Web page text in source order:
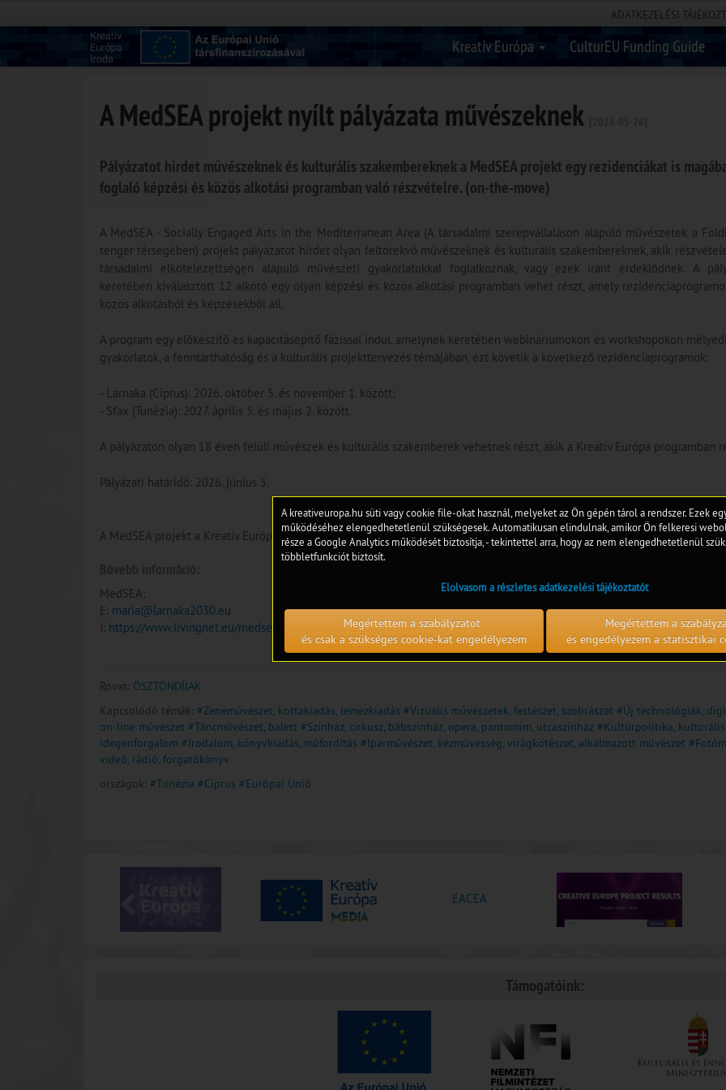
ADATKEZELÉSI
Kreatív Európa CulturEU Funding Guide
A MedSEA projekt nyílt pályázata művészeknek
Pályázatot hirdet művészeknek és kulturális szakembereknek a MedSEA projekt egy rezidenciákat is
foglaló képzési és közös alkotási programban való részvételre. (on-the-move)
A MedSEA - Socially Engaged Arts in the Mediterranean Area (A társadalmi szerepvállaláson alapuló művészetek a
tenger térségében) projekt pályázatot hirdet olyan feltörekvő művészeknek és kulturális szakembereknek, akik
társadalmi elkötelezettségen alapuló művészeti gyakorlatokkal foglalkoznak, vagy ezek iránt érdeklődnek. A
keretében kiválasztott 12 alkotó egy olyan képzési és közös alkotási programban vehet részt, amely
közös alkotásból és képzésekből áll.
A program egy előkészítő és kapacitásépítő fázissal indul, amelynek keretében webináriumokon és workshopokon
gyakorlatok, a fenntarthatóság és a kulturális projekttervezés témájában, ezt követik a következő rezidenciaprogramok:
- Larnaka (Ciprus): 2026. október 5. és november 1. között;
- Sfax (Tunézia): 2027. április 5. és május 2. között.
A pályázaton olyan 18 éven felüli művészek és kulturális szakemberek vehetnek részt, akik a Kreatív Európa programban
Pályázati határidő: 2026. június 5.
A MedSEA projekt a Kreatív Európa program Európai együttműködési projektek pályázata keretében 2025-ben nyert el
MedSEA;
E: maria@larnaka2030.eu
I: https://www.livingnet.eu/medsea-open-call-for-artists/
Rovat: ÖSZTÖNDÍJAK
Kapcsolódó témák: #Zeneművészet, kottakiadás, lemezkiadás #Vizuális művészetek, festészet, szobrászat #Új technológiák,
on-line művészet #Táncművészet, balett #Színház, cirkusz, bábszínház, opera, pantomim, utcaszínház #Kultúrpolitika, kulturális
idegenforgalom #Irodalom, könyvkiadás, műfordítás #Iparművészet, kézművesség, virágkötészet, alkalmazott művészet
videó, rádió, forgatókönyv
országok: #Tunézia #Ciprus #Európai Unió
EACEA
Támogatóink:
A kreativeuropa.hu süti vagy cookie file-okat használ, melyeket az Ön gépén tárol a rendszer. Ezek
működéséhez elengedhetetlenül szükségesek. Automatikusan elindulnak, amikor Ön felkeresi
része a Google Analytics működését biztosítja, - tekintettel arra, hogy az nem elengedhetetlenül
többletfunkciót biztosít.
Elolvasom a részletes adatkezelési tájékoztatót
Megértettem a szabályzatot
és csak a szükséges cookie-kat engedélyezem
Megértettem a
és engedélyezem a statisztikai